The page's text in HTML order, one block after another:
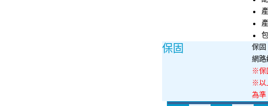
保固
保固
網路
※保
※以
為準